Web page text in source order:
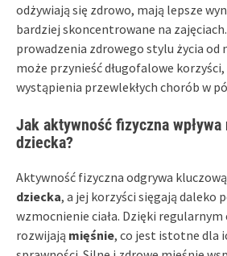
odżywiają się zdrowo, mają lepsze
bardziej skoncentrowane na
prowadzenia zdrowego stylu życia od
może przynieść długofalowe
wystąpienia przewlekłych chorób w
Jak aktywność fizyczna wpływa
dziecka?
Aktywność fizyczna odgrywa
dziecka, a jej korzyści sięgają daleko
wzmocnienie ciała. Dzięki
rozwijają mięśnie, co jest istotne dla